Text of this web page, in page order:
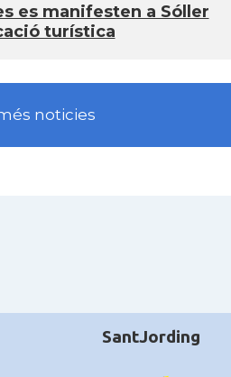
es manifesten a Sóller
turística
noticies
SantJording